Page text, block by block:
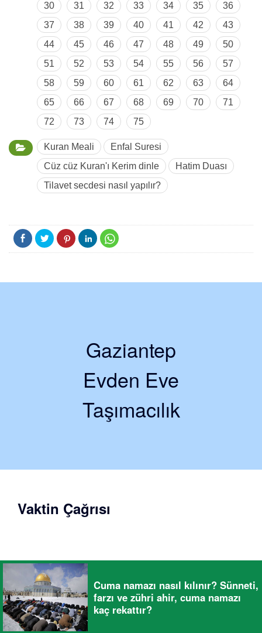
30
31 32 33 34 35
36
37
38 39 40 41 42
43
44
45 46 47 48 49
50
51
52 53 54 55 56
57
58
59 60 61 62 63
64
65
66 67 68 69 70
71
72
73 74 75
Kuran Meali
Enfal Suresi
Cüz cüz Kuran'ı Kerim dinle
Hatim Duası
Tilavet secdesi nasıl yapılır?
Gaziantep
Evden Eve
Taşımacılık
Vaktin Çağrısı
Cuma namazı nasıl kılınır? Sünneti,
farzı ve zühri ahir, cuma namazı
kaç rekattır?